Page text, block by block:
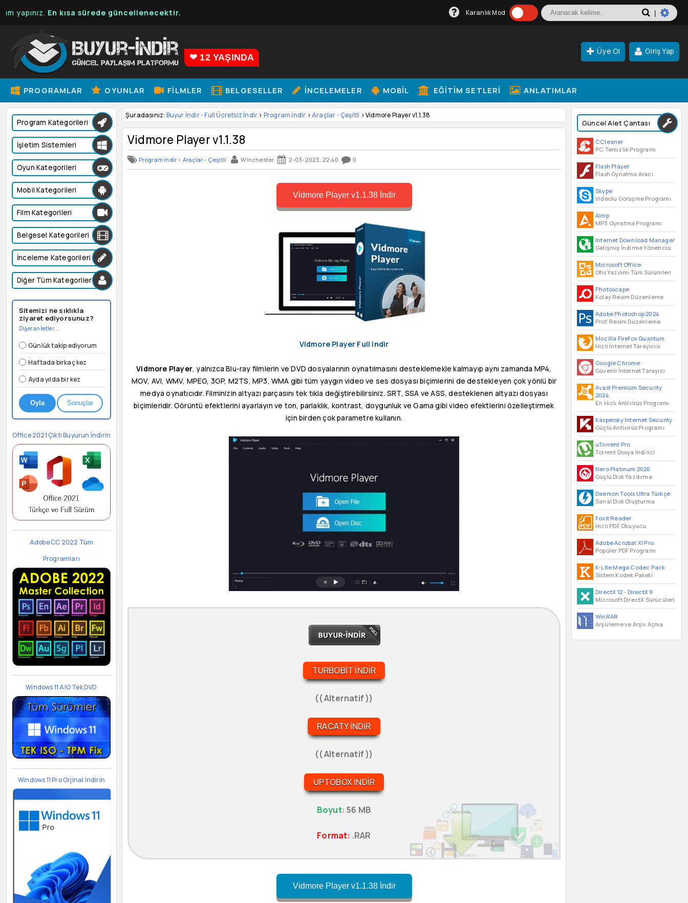
En kısa sürede güncellenecektir. Karanlık Mod
❤ 12 YAŞINDA
Üye Ol Giriş Yap
PROGRAMLAR OYUNLAR FILMLER BELGESELLER İNCELEMELER MOBIL EĞITIM SETLERI ANLATIMLAR
Güncel Alet Çantası
CCleaner
PC Temizlik Programı
Flash Player
Flash Oynatma Aracı
Skype
Videolu Görüşme Programı
Aimp
MP3 Oynatma Programı
Internet Download Manager
Gelişmiş İndirme Yöneticisi
Microsoft Office
Ofis Yazılımı Tüm Sürümleri
Photoscape
Kolay Resim Düzenleme
Adobe Photoshop 2024
Prof. Resim Düzenleme
Mozilla Firefox Quantum
Hızlı İnternet Tarayıcısı
Google Chrome
Güvenli İnternet Tarayıcı
Avast Premium Security
2024
En Hızlı Antivirüs Programı
Kaspersky Internet Security
Güçlü Antivirüs Programı
uTorrent Pro
Torrent Dosya İndirici
Nero Platinum 2020
Güçlü Disk Yazdırma
Daemon Tools Ultra Türkçe
Sanal Disk Oluşturma
Foxit Reader
Hızlı PDF Okuyucu
Adobe Acrobat XI Pro
Popüler PDF Programı
K-Lite Mega Codec Pack
Sistem Kodek Paketi
DirectX 12- DirectX 9
Microsoft DirectX Sürücüleri
WinRAR
Arşivleme ve Arşiv Açma
Program Kategorileri
İşletim Sistemleri
Oyun Kategorileri
Mobil Kategorileri
Film Kategorileri
Belgesel Kategorileri
İnceleme Kategorileri
Diğer Tüm Kategoriler
Sitemizi ne sıklıkla
ziyaret ediyorsunuz?
Diğer anketler...
Günlük takip ediyorum
Haftada birkaç kez
Ayda yılda bir kez
Oyla Sonuçlar
Office 2021 Çıktı Buyurun İndirin
Adobe CC 2022 Tüm
Programları
Windows 11 AIO Tek DVD
Windows 11 Pro Orjinal İndirin
Şuradasınız: Buyur İndir - Full Ücretsiz İndir > Program indir >Araçlar - Çeşitli > Vidmore Player v1.1.38
Vidmore Player v1.1.38
Program indir > Araçlar - Çeşitli Winchester 2-03-2023, 22:40 0
Vidmore Player v1.1.38 İndir
Vidmore Player Full indir
Vidmore Player, yalnızca Blu-ray filmlerin ve DVD dosyalarının oynatılmasını desteklemekle kalmayıp aynı zamanda MP4,
MOV, AVI, WMV, MPEG, 3GP, M2TS, MP3, WMA gibi tüm yaygın video ve ses dosyası biçimlerini de destekleyen çok yönlü bir
medya oynatıcıdır. Filminizin altyazı parçasını tek tıkla değiştirebilirsiniz. SRT, SSA ve ASS, desteklenen altyazı dosyası
biçimleridir. Görüntü efektlerini ayarlayın ve ton, parlaklık, kontrast, doygunluk ve Gama gibi video efektlerini özelleştirmek
için birden çok parametre kullanın.
TURBOBIT İNDIR
(( Alternatif ))
RACATY İNDIR
(( Alternatif ))
UPTOBOX İNDIR
Boyut:56 MB
Format: .RAR
Vidmore Player v1.1.38 İndir